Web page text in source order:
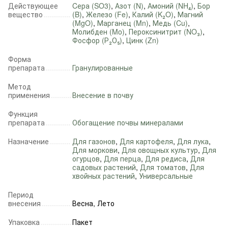
Действующее
вещество
Cера (SO3), Азот (N), Амоний (NH₄), Бор
(B), Железо (Fe), Калий (K₂O), Магний
(MgO), Марганец (Mn), Медь (Cu),
Молибден (Mo), Пероксинитрит (NO₃),
Фосфор (Р₂О₅), Цинк (Zn)
Форма
препарата
Гранулированные
Метод
применения
Внесение в почву
Функция
препарата
Обогащение почвы минералами
Назначение
Для газонов, Для картофеля, Для лука,
Для моркови, Для овощных культур, Для
огурцов, Для перца, Для редиса, Для
садовых растений, Для томатов, Для
хвойных растений, Универсальные
Период
внесения
Весна, Лето
Упаковка
Пакет